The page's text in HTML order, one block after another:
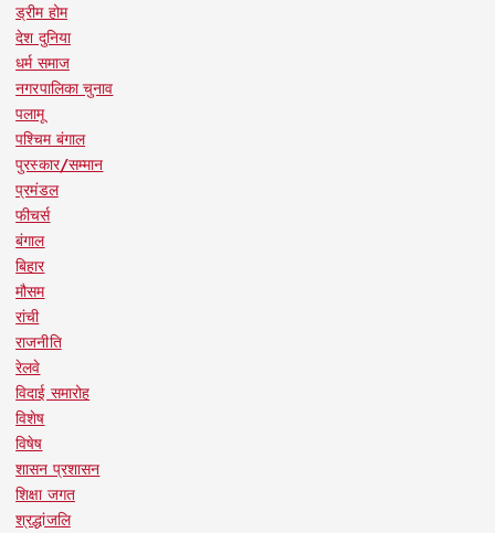
ड्रीम होम
देश दुनिया
धर्म समाज
नगरपालिका चुनाव
पलामू
पश्चिम बंगाल
पुरस्कार/सम्मान
प्रमंडल
फीचर्स
बंगाल
बिहार
मौसम
रांची
राजनीति
रेलवे
विदाई समारोह
विशेष
विषेष
शासन प्रशासन
शिक्षा जगत
श्रद्धांजलि